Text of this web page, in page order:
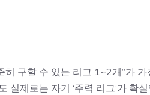
구할 수 있는 리그 1~2개”가 가
실제로는 자기 ‘주력 리그’가 확